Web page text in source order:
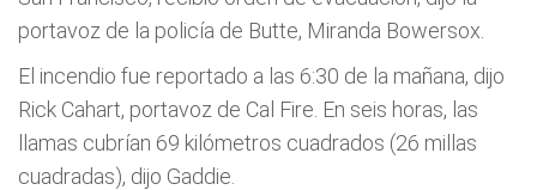
portavoz de la policía de Butte, Miranda Bowersox.
El incendio fue reportado a las 6:30 de la mañana, dijo
Rick Cahart, portavoz de Cal Fire. En seis horas, las
llamas cubrían 69 kilómetros cuadrados (26 millas
cuadradas), dijo Gaddie.